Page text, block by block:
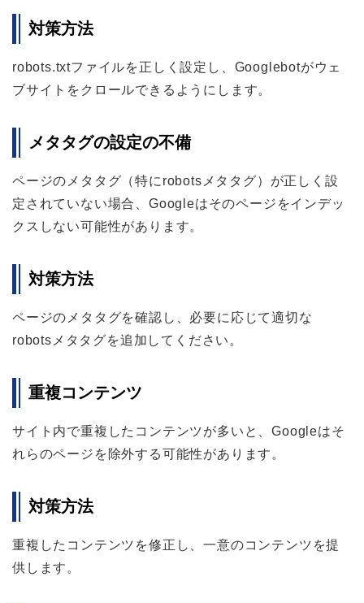
対策方法
robots.txtファイルを正しく設定し、Googlebotがウェ
ブサイトをクロールできるようにします。
メタタグの設定の不備
ページのメタタグ（特にrobotsメタタグ）が正しく設
定されていない場合、Googleはそのページをインデッ
クスしない可能性があります。
対策方法
ページのメタタグを確認し、必要に応じて適切な
robotsメタタグを追加してください。
重複コンテンツ
サイト内で重複したコンテンツが多いと、Googleはそ
れらのページを除外する可能性があります。
対策方法
重複したコンテンツを修正し、一意のコンテンツを提
供します。